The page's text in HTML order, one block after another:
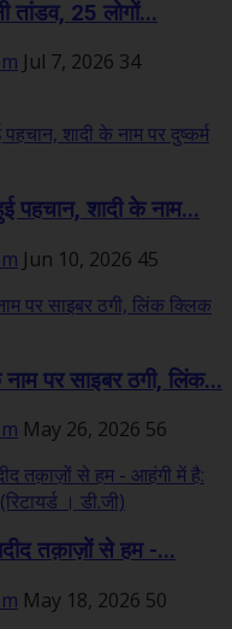
तांडव, 25 लोगों...
Jul 7, 2026 34
पहचान, शादी के नाम...
Jun 10, 2026 45
नाम पर साइबर ठगी, लिंक...
May 26, 2026 56
तक़ाज़ों से हम -...
May 18, 2026 50